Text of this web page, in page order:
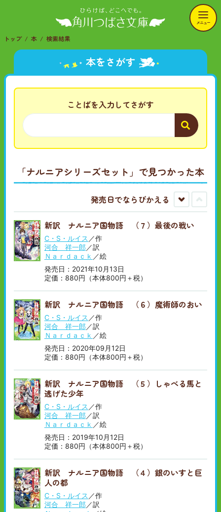
メニュー
トップ 本 検索結果
本をさがす
ことばを入力してさがす
「ナルニアシリーズセット」 で見つかった本
発売日でならびかえる
古
い
順
新
し
新訳 ナルニア国物語 （７）最後の戦い
C・S・ルイス ／作
河合 祥一郎 ／訳
Ｎａｒｄａｃｋ ／絵
発売日：2021年10月13日
定価：880円（本体800円＋税）
新訳 ナルニア国物語 （６）魔術師のおい
C・S・ルイス ／作
河合 祥一郎 ／訳
Ｎａｒｄａｃｋ ／絵
発売日：2020年09月12日
定価：880円（本体800円＋税）
新訳 ナルニア国物語 （５）しゃべる馬と
逃げた少年
C・S・ルイス ／作
河合 祥一郎 ／訳
Ｎａｒｄａｃｋ ／絵
発売日：2019年10月12日
定価：880円（本体800円＋税）
新訳 ナルニア国物語 （４）銀のいすと巨
人の都
C・S・ルイス ／作
河合 祥一郎 ／訳